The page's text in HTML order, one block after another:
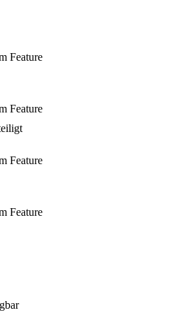
Feature
Feature
Feature
Feature